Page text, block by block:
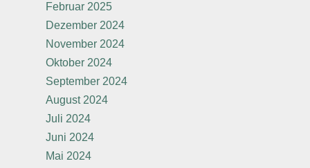
Februar 2025
Dezember 2024
November 2024
Oktober 2024
September 2024
August 2024
Juli 2024
Juni 2024
Mai 2024